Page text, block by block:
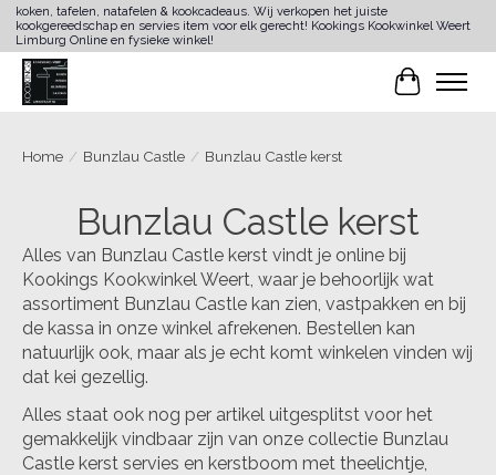
koken, tafelen, natafelen & kookcadeaus. Wij verkopen het juiste
kookgereedschap en servies item voor elk gerecht! Kookings Kookwinkel Weert
Limburg Online en fysieke winkel!
Home / Bunzlau Castle / Bunzlau Castle kerst
Bunzlau Castle kerst
Alles van Bunzlau Castle kerst vindt je online bij
Kookings Kookwinkel Weert, waar je behoorlijk wat
assortiment Bunzlau Castle kan zien, vastpakken en bij
de kassa in onze winkel afrekenen. Bestellen kan
natuurlijk ook, maar als je echt komt winkelen vinden wij
dat kei gezellig.
Alles staat ook nog per artikel uitgesplitst voor het
gemakkelijk vindbaar zijn van onze collectie Bunzlau
Castle kerst servies en kerstboom met theelichtje,